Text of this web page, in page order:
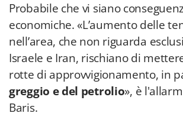
Probabile che vi siano
economiche. «L’aumento delle
nell’area, che non riguarda
Israele e Iran, rischiano di
rotte di approvvigionamento, in
greggio e del petrolio», è
Baris.